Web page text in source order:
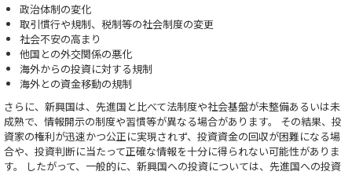
政治体制の変化
取引慣行や規制、税制等の社会制度の変更
社会不安の高まり
他国との外交関係の悪化
海外からの投資に対する規制
海外との資金移動の規制
さらに、新興国は、先進国と比べて法制度や社会基盤が未整備あるいは未
成熟で、情報開示の制度や習慣等が異なる場合があります。 その結果、投
資家の権利が迅速かつ公正に実現されず、投資資金の回収が困難になる場
合や、投資判断に当たって正確な情報を十分に得られない可能性がありま
す。 したがって、一般的に、新興国への投資については、先進国への投資